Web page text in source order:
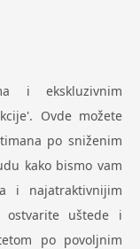
i ekskluzivnim
Ovde možete
po sniženim
kako bismo vam
i najatraktivnijim
uštede i
po povoljnim